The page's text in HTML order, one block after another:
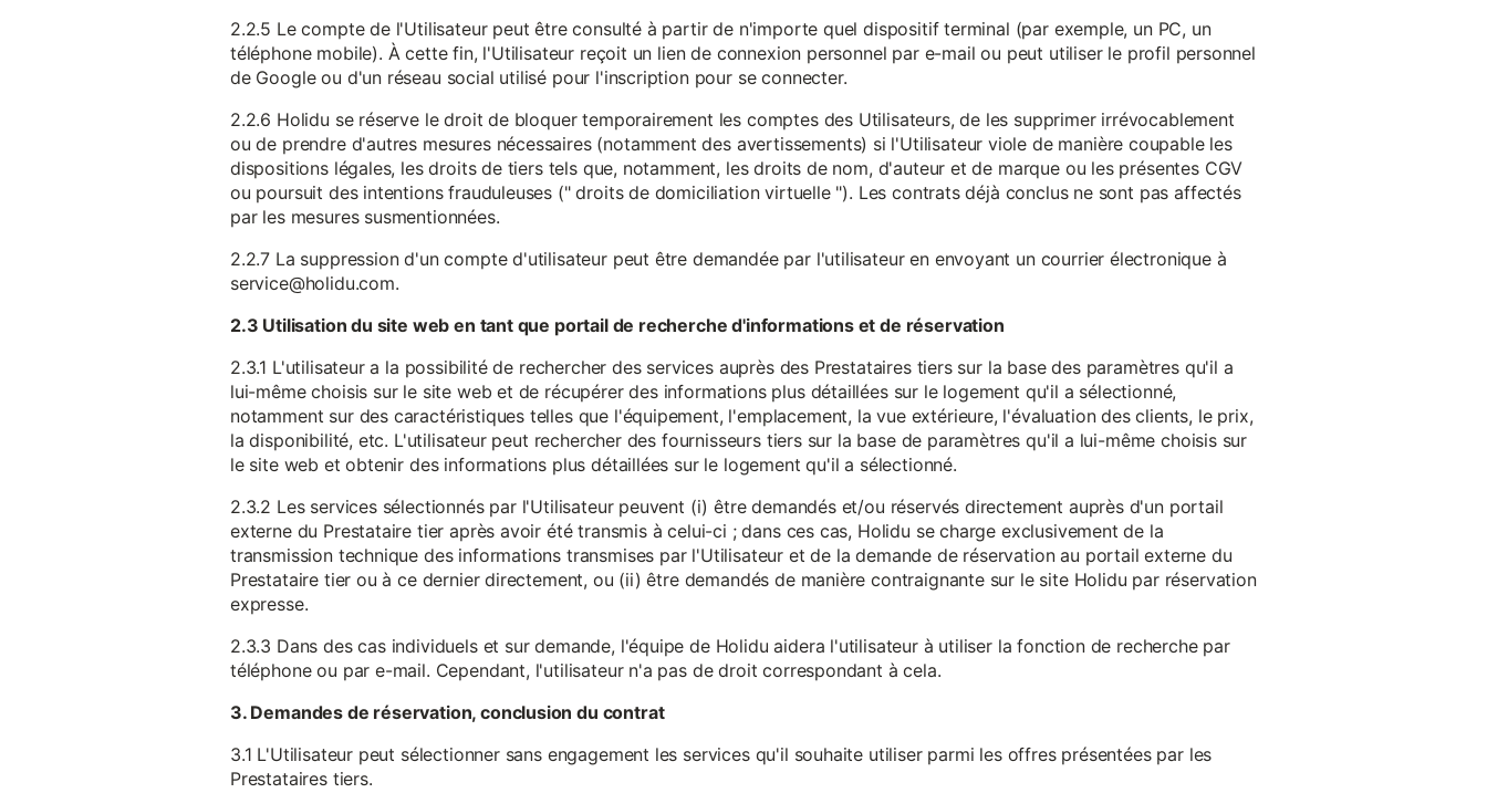
2.2.5 Le compte de l'Utilisateur peut être consulté à partir de n'importe quel dispositif terminal (par exemple, un PC, un
téléphone mobile). À cette fin, l'Utilisateur reçoit un lien de connexion personnel par e-mail ou peut utiliser le profil personnel
de Google ou d'un réseau social utilisé pour l'inscription pour se connecter.
2.2.6 Holidu se réserve le droit de bloquer temporairement les comptes des Utilisateurs, de les supprimer irrévocablement
ou de prendre d'autres mesures nécessaires (notamment des avertissements) si l'Utilisateur viole de manière coupable les
dispositions légales, les droits de tiers tels que, notamment, les droits de nom, d'auteur et de marque ou les présentes CGV
ou poursuit des intentions frauduleuses (" droits de domiciliation virtuelle "). Les contrats déjà conclus ne sont pas affectés
par les mesures susmentionnées.
2.2.7 La suppression d'un compte d'utilisateur peut être demandée par l'utilisateur en envoyant un courrier électronique à
service@holidu.com.
2.3 Utilisation du site web en tant que portail de recherche d'informations et de réservation
2.3.1 L'utilisateur a la possibilité de rechercher des services auprès des Prestataires tiers sur la base des paramètres qu'il a
lui-même choisis sur le site web et de récupérer des informations plus détaillées sur le logement qu'il a sélectionné,
notamment sur des caractéristiques telles que l'équipement, l'emplacement, la vue extérieure, l'évaluation des clients, le prix,
la disponibilité, etc. L'utilisateur peut rechercher des fournisseurs tiers sur la base de paramètres qu'il a lui-même choisis sur
le site web et obtenir des informations plus détaillées sur le logement qu'il a sélectionné.
2.3.2 Les services sélectionnés par l'Utilisateur peuvent (i) être demandés et/ou réservés directement auprès d'un portail
externe du Prestataire tier après avoir été transmis à celui-ci ; dans ces cas, Holidu se charge exclusivement de la
transmission technique des informations transmises par l'Utilisateur et de la demande de réservation au portail externe du
Prestataire tier ou à ce dernier directement, ou (ii) être demandés de manière contraignante sur le site Holidu par réservation
expresse.
2.3.3 Dans des cas individuels et sur demande, l'équipe de Holidu aidera l'utilisateur à utiliser la fonction de recherche par
téléphone ou par e-mail. Cependant, l'utilisateur n'a pas de droit correspondant à cela.
3. Demandes de réservation, conclusion du contrat
3.1 L'Utilisateur peut sélectionner sans engagement les services qu'il souhaite utiliser parmi les offres présentées par les
Prestataires tiers.